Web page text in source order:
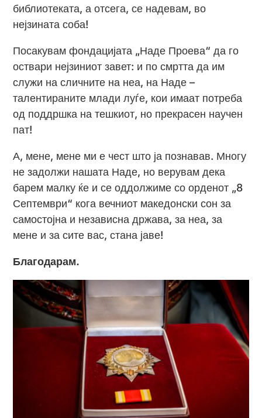
библиотеката, а отсега, се надевам, во
нејзината соба!
Посакувам фондацијата „Наде Проева“ да го
оствари нејзиниот завет: и по смртта да им
служи на сличните на неа, на Наде –
талентираните млади луѓе, кои имаат потреба
од поддршка на тешкиот, но прекрасен научен
пат!
А, мене, мене ми е чест што ја познавав. Многу
не задолжи нашата Наде, но верувам дека
барем малку ќе и се оддолжиме со орденот „8
Септември“ кога вечниот македонски сон за
самостојна и независна држава, за неа, за
мене и за сите вас, стана јаве!
Благодарам.